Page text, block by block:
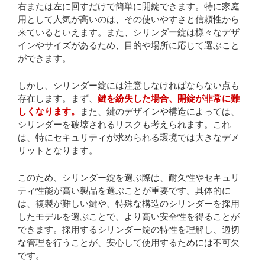
右または左に回すだけで簡単に開錠できます。特に家庭
用として人気が高いのは、その使いやすさと信頼性から
来ているといえます。また、シリンダー錠は様々なデザ
インやサイズがあるため、目的や場所に応じて選ぶこと
ができます。
しかし、シリンダー錠には注意しなければならない点も
存在します。まず、 鍵を紛失した場合、開錠が非常に難
しくなります。
また、鍵のデザインや構造によっては、
シリンダーを破壊されるリスクも考えられます。これ
は、特にセキュリティが求められる環境では大きなデメ
リットとなります。
このため、シリンダー錠を選ぶ際は、耐久性やセキュリ
ティ性能が高い製品を選ぶことが重要です。具体的に
は、複製が難しい鍵や、特殊な構造のシリンダーを採用
したモデルを選ぶことで、より高い安全性を得ることが
できます。採用するシリンダー錠の特性を理解し、適切
な管理を行うことが、安心して使用するためには不可欠
です。